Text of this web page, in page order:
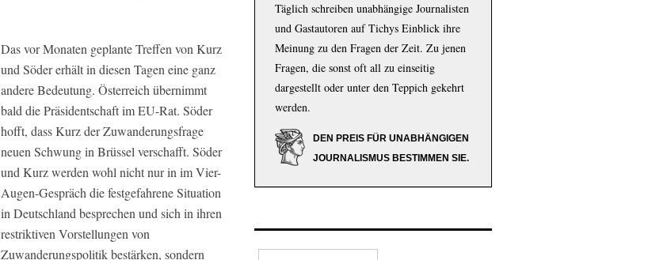
Das vor Monaten geplante Treffen von Kurz
und Söder erhält in diesen Tagen eine ganz
andere Bedeutung. Österreich übernimmt
bald die Präsidentschaft im EU-Rat. Söder
hofft, dass Kurz der Zuwanderungsfrage
neuen Schwung in Brüssel verschafft. Söder
und Kurz werden wohl nicht nur in im Vier-
Augen-Gespräch die festgefahrene Situation
in Deutschland besprechen und sich in ihren
restriktiven Vorstellungen von
Zuwanderungspolitik bestärken, sondern
Täglich schreiben unabhängige Journalisten
und Gastautoren auf Tichys Einblick ihre
Meinung zu den Fragen der Zeit. Zu jenen
Fragen, die sonst oft all zu einseitig
dargestellt oder unter den Teppich gekehrt
werden.
DEN PREIS FÜR UNABHÄNGIGEN
JOURNALISMUS BESTIMMEN SIE.